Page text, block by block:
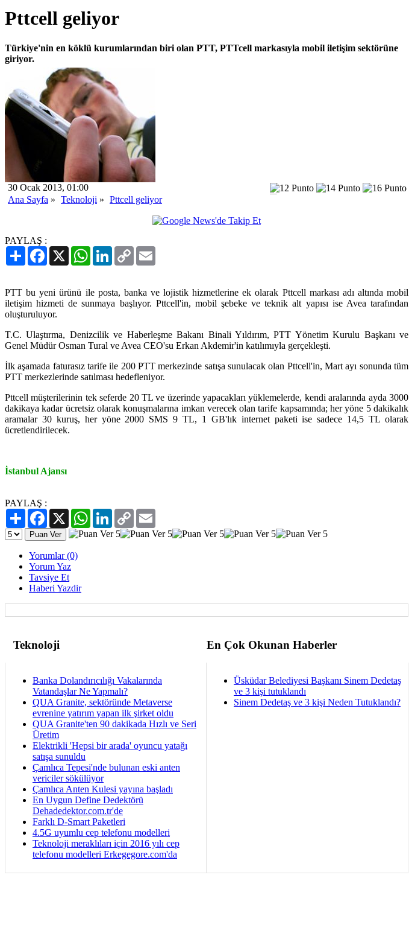
Pttcell geliyor
Türkiye'nin en köklü kurumlarından biri olan PTT, PTTcell markasıyla mobil iletişim sektörüne
giriyor.
30 Ocak 2013, 01:00
Ana Sayfa » Teknoloji » Pttcell geliyor
PAYLAŞ :
PaylaşFacebook
X WhatsAppLinkedIn
Copy
Link
PTT bu yeni ürünü ile posta, banka ve lojistik hizmetlerine ek olarak Pttcell markası adı altında mobil
iletişim hizmeti de sunmaya başlıyor. Pttcell'in, mobil şebeke ve teknik alt yapısı ise Avea tarafından
oluşturuluyor.
T.C. Ulaştırma, Denizcilik ve Haberleşme Bakanı Binali Yıldırım, PTT Yönetim Kurulu Başkanı ve
Genel Müdür Osman Tural ve Avea CEO'su Erkan Akdemir'in katılımıyla gerçekleşti.
İlk aşamada faturasız tarife ile 200 PTT merkezinde satışa sunulacak olan Pttcell'in, Mart ayı sonunda tüm
PTT merkezlerinde satılması hedefleniyor.
Pttcell müşterilerinin tek seferde 20 TL ve üzerinde yapacakları yüklemelerde, kendi aralarında ayda 3000
dakikaya kadar ücretsiz olarak konuşmalarına imkan verecek olan tarife kapsamında; her yöne 5 dakikalık
aramalar 30 kuruş, her yöne 2000 SMS 9 TL, 1 GB'lık internet paketi ise sadece 14,5 TL olarak
ücretlendirilecek.
İstanbul Ajansı
PAYLAŞ :
PaylaşFacebook
X WhatsAppLinkedIn
Copy
Link
Yorumlar (0)
Yorum Yaz
Tavsiye Et
Haberi Yazdir
Teknoloji En Çok Okunan Haberler
Banka Dolandırıcılığı Vakalarında
Vatandaşlar Ne Yapmalı?
QUA Granite, sektöründe Metaverse
evrenine yatırım yapan ilk şirket oldu
QUA Granite'ten 90 dakikada Hızlı ve Seri
Üretim
Elektrikli 'Hepsi bir arada' oyuncu yatağı
satışa sunuldu
Çamlıca Tepesi'nde bulunan eski anten
vericiler sökülüyor
Çamlıca Anten Kulesi yayına başladı
En Uygun Define Dedektörü
Dehadedektor.com.tr'de
Farklı D-Smart Paketleri
4.5G uyumlu cep telefonu modelleri
Teknoloji meraklıları için 2016 yılı cep
telefonu modelleri Erkegegore.com'da
Üsküdar Belediyesi Başkanı Sinem Dedetaş
ve 3 kişi tutuklandı
Sinem Dedetaş ve 3 kişi Neden Tutuklandı?